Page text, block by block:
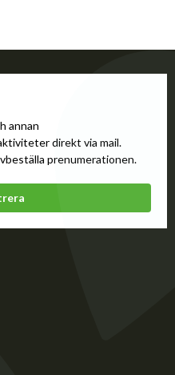
annan
direkt via mail.
prenumerationen.